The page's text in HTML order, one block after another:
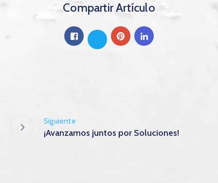
Compartir Artículo
Siguiente
¡Avanzamos juntos por Soluciones!